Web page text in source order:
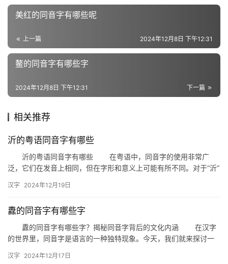
词
近
义
组
拼
音
美红的同音字有哪些呢
上一篇 2024年12月8日 下午12:31
鳌的同音字有哪些字
下一篇
2024年12月8日 下午12:31
相关推荐
沂的粤语同音字有哪些
沂的粤语同音字有哪些 在粤语中，同音字的使用非常广
泛，它们在发音上相同，但在字形和意义上可能有所不同。对于“沂”
各…
汉字 2024年12月19日
纛的同音字有哪些字
纛的同音字有哪些字？揭秘同音字背后的文化内涵 在汉字
的世界里，同音字是语言的一种独特现象。今天，我们就来探讨一
汉字 2024年12月17日